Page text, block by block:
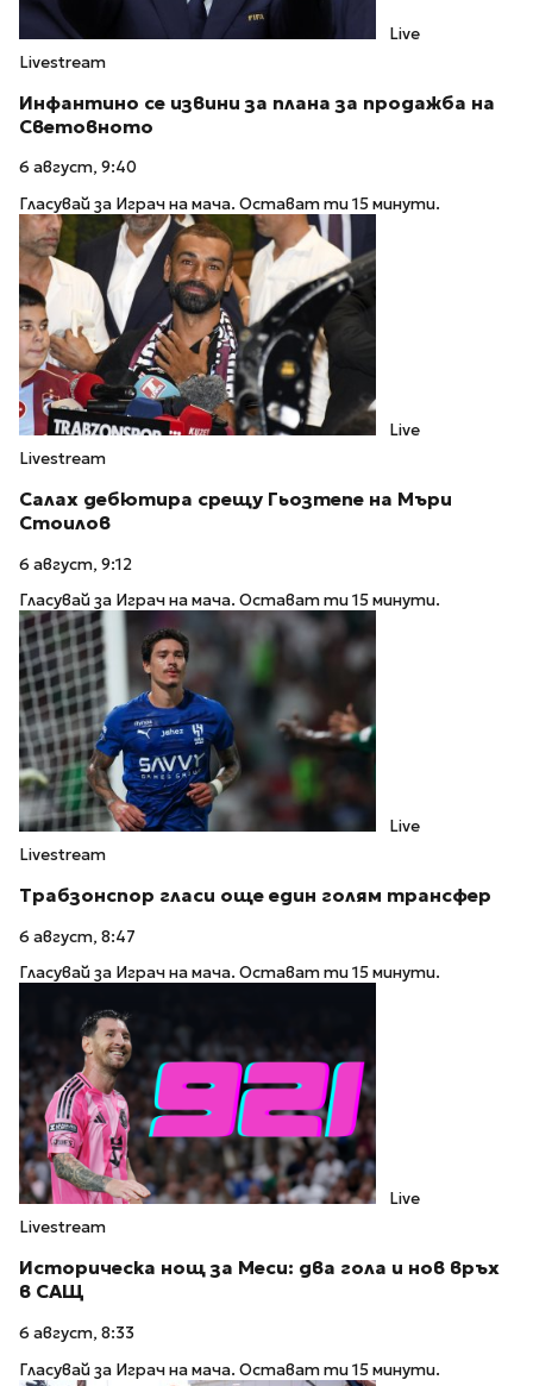
Live
Livestream
Инфантино се извини за плана за продажба на
Световното
6 август, 9:40
Гласувай за Играч на мача. Остават ти 15 минути.
Live
Livestream
Салах дебютира срещу Гьозтепе на Мъри
Стоилов
6 август, 9:12
Гласувай за Играч на мача. Остават ти 15 минути.
Live
Livestream
Трабзонспор гласи още един голям трансфер
6 август, 8:47
Гласувай за Играч на мача. Остават ти 15 минути.
Live
Livestream
Историческа нощ за Меси: два гола и нов връх
в САЩ
6 август, 8:33
Гласувай за Играч на мача. Остават ти 15 минути.